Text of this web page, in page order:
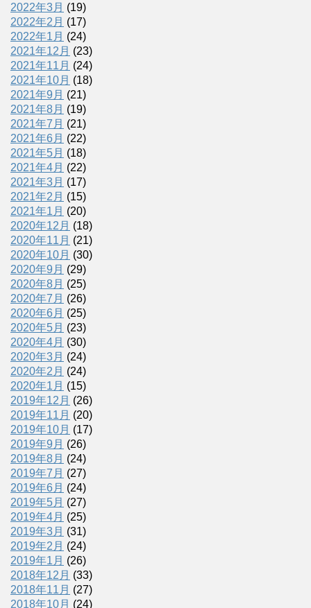
2022年3月 (19)
2022年2月 (17)
2022年1月 (24)
2021年12月 (23)
2021年11月 (24)
2021年10月 (18)
2021年9月 (21)
2021年8月 (19)
2021年7月 (21)
2021年6月 (22)
2021年5月 (18)
2021年4月 (22)
2021年3月 (17)
2021年2月 (15)
2021年1月 (20)
2020年12月 (18)
2020年11月 (21)
2020年10月 (30)
2020年9月 (29)
2020年8月 (25)
2020年7月 (26)
2020年6月 (25)
2020年5月 (23)
2020年4月 (30)
2020年3月 (24)
2020年2月 (24)
2020年1月 (15)
2019年12月 (26)
2019年11月 (20)
2019年10月 (17)
2019年9月 (26)
2019年8月 (24)
2019年7月 (27)
2019年6月 (24)
2019年5月 (27)
2019年4月 (25)
2019年3月 (31)
2019年2月 (24)
2019年1月 (26)
2018年12月 (33)
2018年11月 (27)
2018年10月 (24)